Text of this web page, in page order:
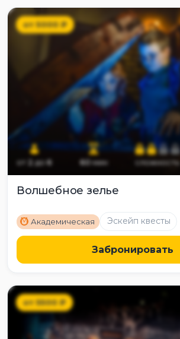
от5000₽
от 2до6 60мин сложность
Волшебное зелье
M Академическая Эскейп квесты
Забронировать
от5500₽